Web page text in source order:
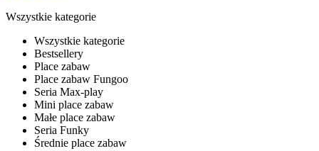
Wszystkie kategorie
Wszystkie kategorie
Bestsellery
Place zabaw
Place zabaw Fungoo
Seria Max-play
Mini place zabaw
Małe place zabaw
Seria Funky
Średnie place zabaw